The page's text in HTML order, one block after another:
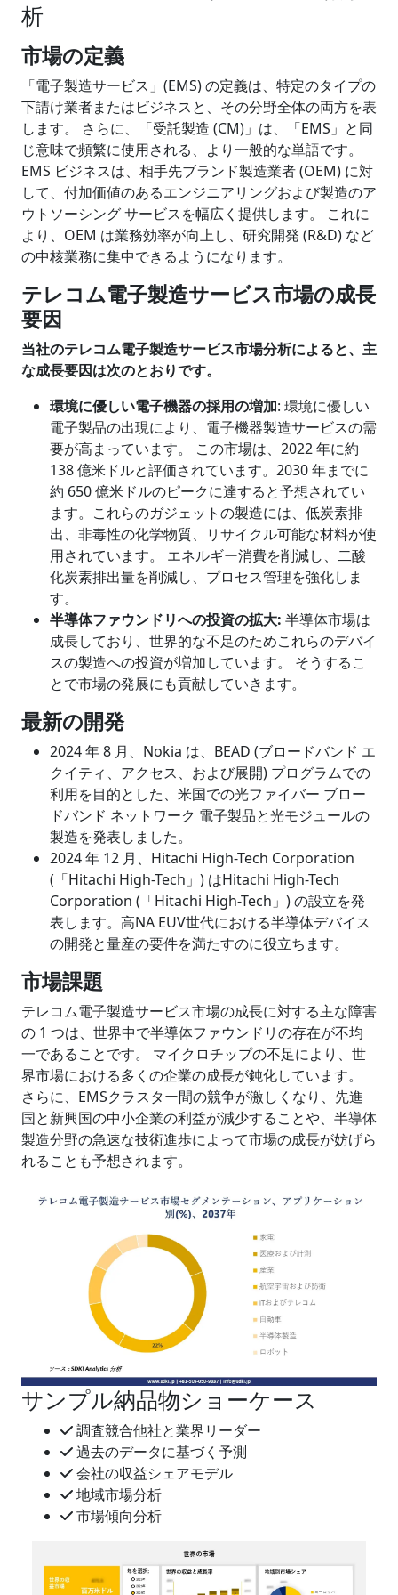
析
市場の定義
「電子製造サービス」(EMS) の定義は、特定のタイプの
下請け業者またはビジネスと、その分野全体の両方を表
します。 さらに、「受託製造 (CM)」は、「EMS」と同
じ意味で頻繁に使用される、より一般的な単語です。
EMS ビジネスは、相手先ブランド製造業者 (OEM) に対
して、付加価値のあるエンジニアリングおよび製造のア
ウトソーシング サービスを幅広く提供します。 これに
より、OEM は業務効率が向上し、研究開発 (R&D) など
の中核業務に集中できるようになります。
テレコム電子製造サービス市場の成長
要因
当社のテレコム電子製造サービス市場分析によると、主
な成長要因は次のとおりです。
環境に優しい電子機器の採用の増加: 環境に優しい
電子製品の出現により、電子機器製造サービスの需
要が高まっています。 この市場は、2022 年に約
138 億米ドルと評価されています。2030 年までに
約 650 億米ドルのピークに達すると予想されてい
ます。これらのガジェットの製造には、低炭素排
出、非毒性の化学物質、リサイクル可能な材料が使
用されています。 エネルギー消費を削減し、二酸
化炭素排出量を削減し、プロセス管理を強化しま
す。
半導体ファウンドリへの投資の拡大: 半導体市場は
成長しており、世界的な不足のためこれらのデバイ
スの製造への投資が増加しています。 そうするこ
とで市場の発展にも貢献していきます。
最新の開発
2024 年 8 月、Nokia は、BEAD (ブロードバンド エ
クイティ、アクセス、および展開) プログラムでの
利用を目的とした、米国での光ファイバー ブロー
ドバンド ネットワーク 電子製品と光モジュールの
製造を発表しました。
2024 年 12 月、Hitachi High-Tech Corporation
(「Hitachi High-Tech」) はHitachi High-Tech
Corporation (「Hitachi High-Tech」) の設立を発
表します。高NA EUV世代における半導体デバイス
の開発と量産の要件を満たすのに役立ちます。
市場課題
テレコム電子製造サービス市場の成長に対する主な障害
の 1 つは、世界中で半導体ファウンドリの存在が不均
一であることです。 マイクロチップの不足により、世
界市場における多くの企業の成長が鈍化しています。
さらに、EMSクラスター間の競争が激しくなり、先進
国と新興国の中小企業の利益が減少することや、半導体
製造分野の急速な技術進歩によって市場の成長が妨げら
れることも予想されます。
サンプル納品物ショーケース
調査競合他社と業界リーダー
過去のデータに基づく予測
会社の収益シェアモデル
地域市場分析
市場傾向分析